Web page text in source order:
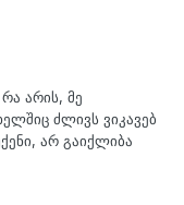
არის, მე
ძლივს ვიკავებ
არ გაიქლიბა